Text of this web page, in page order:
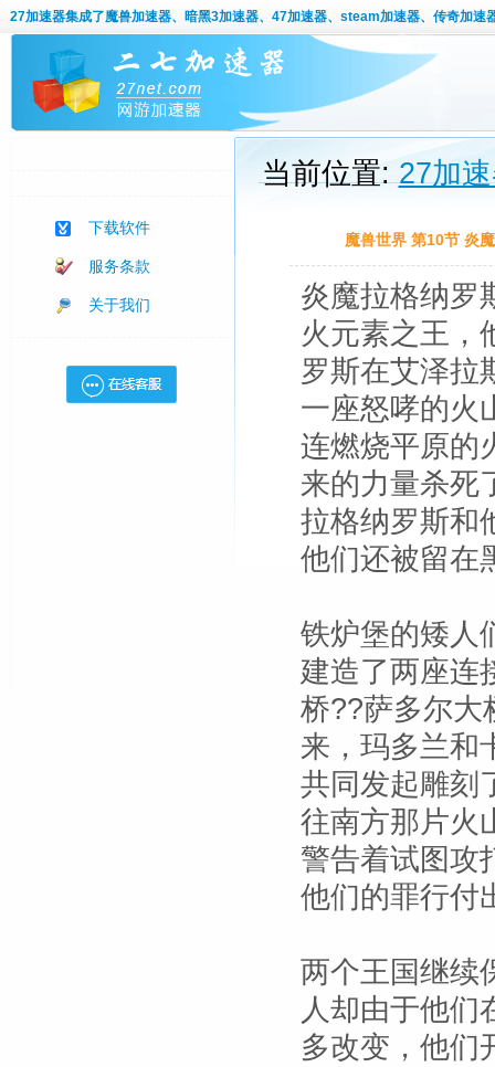
27加速器集成了魔兽加速器、暗黑3加速器、47加速器、steam加速器、传奇加速
下载软件
服务条款
关于我们
当前位置:27加
魔兽世界 第10节 炎
炎魔拉格纳罗
火元素之王，
罗斯在艾泽拉
一座怒哮的火
连燃烧平原的
来的力量杀死
拉格纳罗斯和
他们还被留在
铁炉堡的矮人
建造了两座连
桥??萨多尔大
来，玛多兰和
共同发起雕刻
往南方那片火
警告着试图攻
他们的罪行付
两个王国继续
人却由于他们
多改变，他们